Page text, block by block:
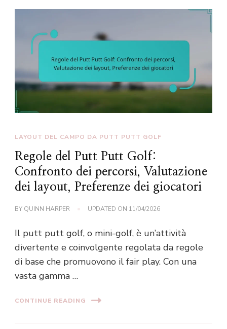
LAYOUT DEL CAMPO DA PUTT PUTT GOLF
Regole del Putt Putt Golf:
Confronto dei percorsi, Valutazione
dei layout, Preferenze dei giocatori
BY QUINN HARPER UPDATED ON 11/04/2026
Il putt putt golf, o mini-golf, è un’attività
divertente e coinvolgente regolata da regole
di base che promuovono il fair play. Con una
vasta gamma …
CONTINUE READING